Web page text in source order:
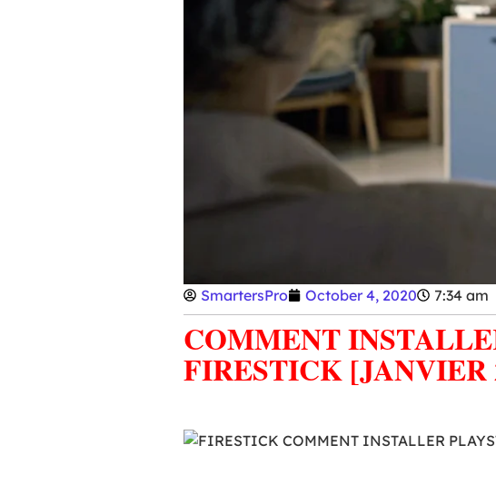
SmartersPro October 4, 2020 7:34 am
COMMENT
FIRESTICK [JANVIER